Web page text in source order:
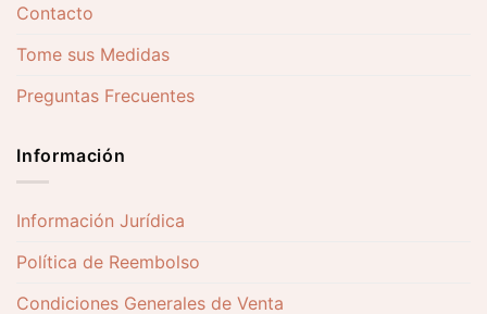
Contacto
Tome sus Medidas
Preguntas Frecuentes
Información
Información Jurídica
Política de Reembolso
Condiciones Generales de Venta